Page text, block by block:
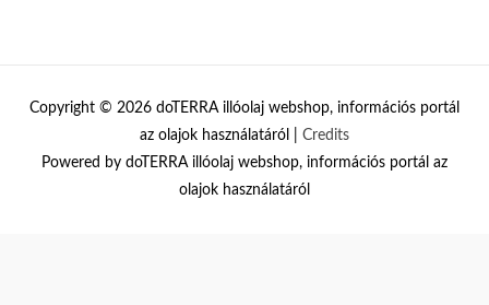
Copyright © 2026 doTERRA illóolaj webshop, információs portál
az olajok használatáról
Credits
Powered by doTERRA illóolaj webshop, információs portál az
olajok használatáról